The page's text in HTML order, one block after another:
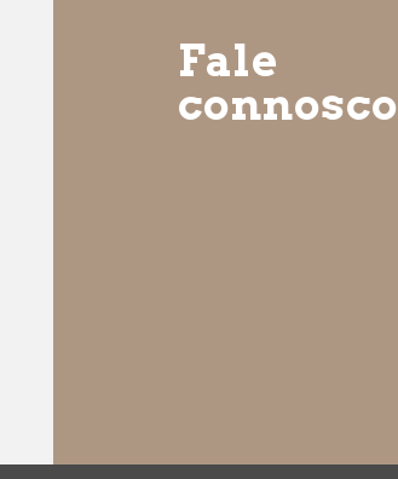
Fale
connosco